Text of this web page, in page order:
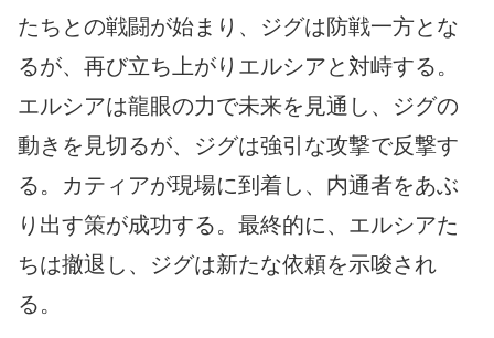
たちとの戦闘が始まり、ジグは防戦一方とな
るが、再び立ち上がりエルシアと対峙する。
エルシアは龍眼の力で未来を見通し、ジグの
動きを見切るが、ジグは強引な攻撃で反撃す
る。カティアが現場に到着し、内通者をあぶ
り出す策が成功する。最終的に、エルシアた
ちは撤退し、ジグは新たな依頼を示唆され
る。